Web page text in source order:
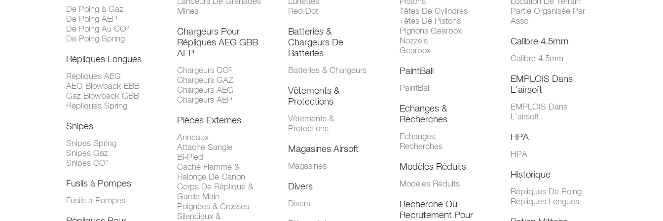
De Poing à Gaz
De Poing AEP
De Poing Au CO²
De Poing Spring
Répliques Longues
Répliques AEG
AEG Blowback EBB
Gaz Blowback GBB
Répliques Spring
Snipes
Snipes Spring
Snipes Gaz
Snipes CO²
Fusils à Pompes
Fusils à Pompes
Mines
Chargeurs Pour
Répliques AEG GBB
AEP
Chargeurs CO²
Chargeurs GAZ
Chargeurs AEG
Chargeurs AEP
Pièces Externes
Anneaux
Attache Sangle
Bi-Pied
Cache Flamme &
Ralonge De Canon
Corps De Réplique &
Garde Main
Poignées & Crosses
Silencieux &
Red Dot
Batteries &
Chargeurs De
Batteries
Batteries & Chargeurs
Vêtements &
Protections
Vêtements &
Protections
Magasines Airsoft
Magasines
Divers
Divers
Têtes De Cylindres
Têtes De Pistons
Pignons Gearbox
Nozzels
Gearbox
PaintBall
PaintBall
Echanges &
Recherches
Echanges
Recherches
Modèles Réduits
Modèles Réduits
Recherche Ou
Recrutement Pour
Partie Organisée Par
Asso
Calibre 4.5mm
Calibre 4.5mm
EMPLOIS Dans
L'airsoft
EMPLOIS Dans
L'airsoft
HPA
HPA
Historique
Répliques De Poing
Répliques Longues